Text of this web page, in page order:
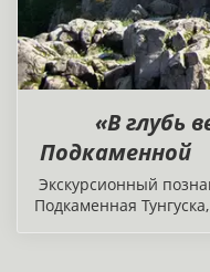
«В глубь
Экскурсионный
Подкаменная